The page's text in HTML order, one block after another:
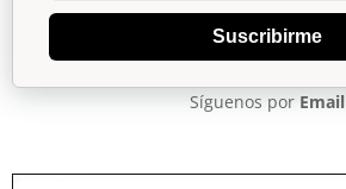
Suscribirme
Síguenos por Email